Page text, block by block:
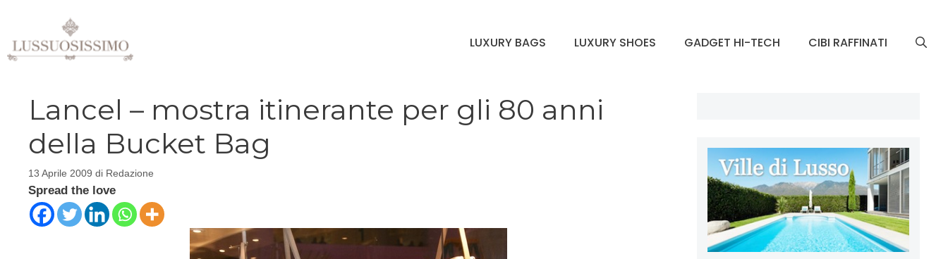
contenuto
LUXURY BAGS LUXURY SHOES GADGET HI-TECH CIBI RAFFINATI
Lancel – mostra itinerante per gli 80 anni
della Bucket Bag
13 Aprile 2009 di Redazione
Spread the love